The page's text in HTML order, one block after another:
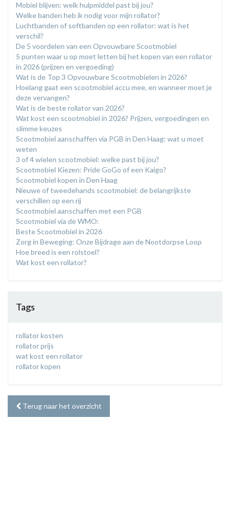
​Mobiel blijven: welk hulpmiddel past bij jou?
​Welke banden heb ik nodig voor mijn rollator?
Luchtbanden of softbanden op een rollator: wat is het
verschil?
De 5 voordelen van een Opvouwbare Scootmobiel
5 punten waar u op moet letten bij het kopen van een rollator
in 2026 (prijzen en vergoeding)
​Wat is de Top 3 Opvouwbare Scootmobielen in 2026?
Hoelang gaat een scootmobiel accu mee, en wanneer moet je
deze vervangen?
Wat is de beste rollator van 2026?
Wat kost een scootmobiel in 2026? Prijzen, vergoedingen en
slimme keuzes
Scootmobiel aanschaffen via PGB in Den Haag: wat u moet
weten
3 of 4 wielen scootmobiel: welke past bij jou?
​Scootmobiel Kiezen: Pride GoGo of een Kaigo?
Scootmobiel kopen in Den Haag
​Nieuwe of tweedehands scootmobiel: de belangrijkste
verschillen op een rij
Scootmobiel aanschaffen met een PGB
Scootmobiel via de WMO:
Beste Scootmobiel in 2026
Zorg in Beweging: Onze Bijdrage aan de Nootdorpse Loop
Hoe breed is een rolstoel?
Wat kost een rollator?
Tags
rollator kosten
rollator prijs
wat kost een rollator
rollator kopen
Terug naar het overzicht